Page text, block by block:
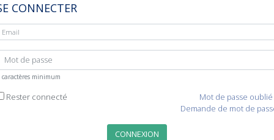
CONNECTER
caractères minimum
Rester connecté
Mot de passe oublié
Demande de mot de
CONNEXION